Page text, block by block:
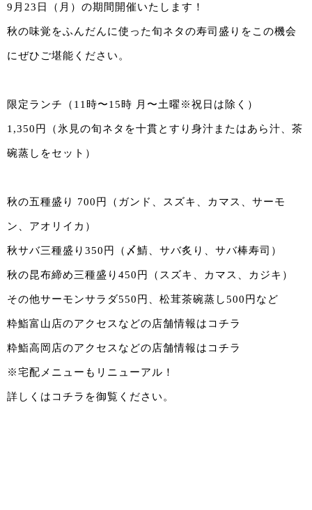
9月23日（月）の期間開催いたします！
秋の味覚をふんだんに使った旬ネタの寿司盛りをこの機会
にぜひご堪能ください。
限定ランチ（11時〜15時 月〜土曜※祝日は除く）
1,350円（氷見の旬ネタを十貫とすり身汁またはあら汁、茶
碗蒸しをセット）
秋の五種盛り 700円（ガンド、スズキ、カマス、サーモ
ン、アオリイカ）
秋サバ三種盛り350円（〆鯖、サバ炙り、サバ棒寿司）
秋の昆布締め三種盛り450円（スズキ、カマス、カジキ）
その他サーモンサラダ550円、松茸茶碗蒸し500円など
粋鮨富山店のアクセスなどの店舗情報は コチラ
粋鮨高岡店のアクセスなどの店舗情報は コチラ
※宅配メニューもリニューアル！
詳しくは コチラ を御覧ください。